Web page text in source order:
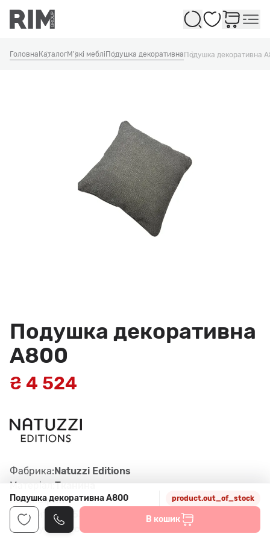
Обране
Головна КаталогМ'які меблі Подушка декоративнаПодушка декоративна
Подушка декоративна
A800
₴ 4 524
Фабрика:Natuzzi Editions
Матеріал: Тканина
Колір:Сірий
Габарити:53*53 см
Артикул:
376, col.85.0059.04
Подушка декоративна A800 product.out_of_stock
В кошик